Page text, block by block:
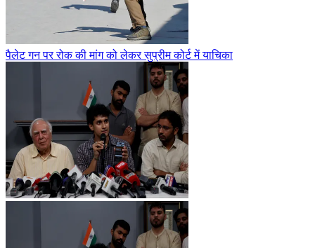
पैलेट गन पर रोक की मांग को लेकर सुप्रीम कोर्ट में याचिका